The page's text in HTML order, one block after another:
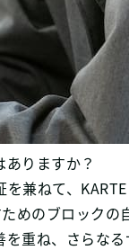
りますか？
兼ねて、
めのブロック
重ね、さらな